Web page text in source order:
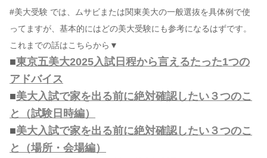
#美大受験 では、ムサビまたは関東美大の一般選抜を具体例で使
ってますが、基本的にはどの美大受験にも参考になるはずです。
これまでの話はこちらから▼
■東京五美大2025入試日程から言えるたった1つの
アドバイス
■美大入試で家を出る前に絶対確認したい３つのこ
と（試験日時編）
■美大入試で家を出る前に絶対確認したい３つのこ
と（場所・会場編）